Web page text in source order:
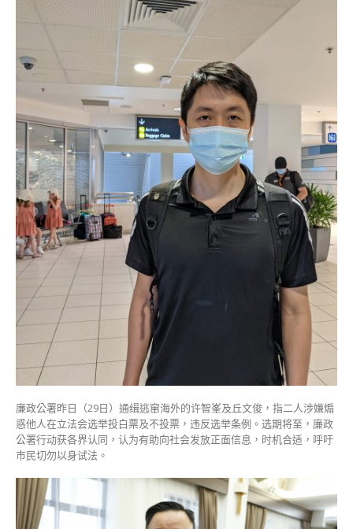
智
峰
丘
文
俊
获
各
界
支
持〉
中
廉政公署昨日（29日）通缉逃窜海外的许智峯及丘文俊，指二人涉嫌煽
惑他人在立法会选举投白票及不投票，违反选举条例。选期将至，廉政
公署行动获各界认同，认为有助向社会发放正面信息，时机合适，呼吁
市民切勿以身试法。